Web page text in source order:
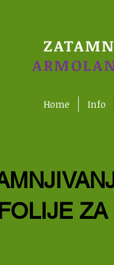
Home Info
ZA